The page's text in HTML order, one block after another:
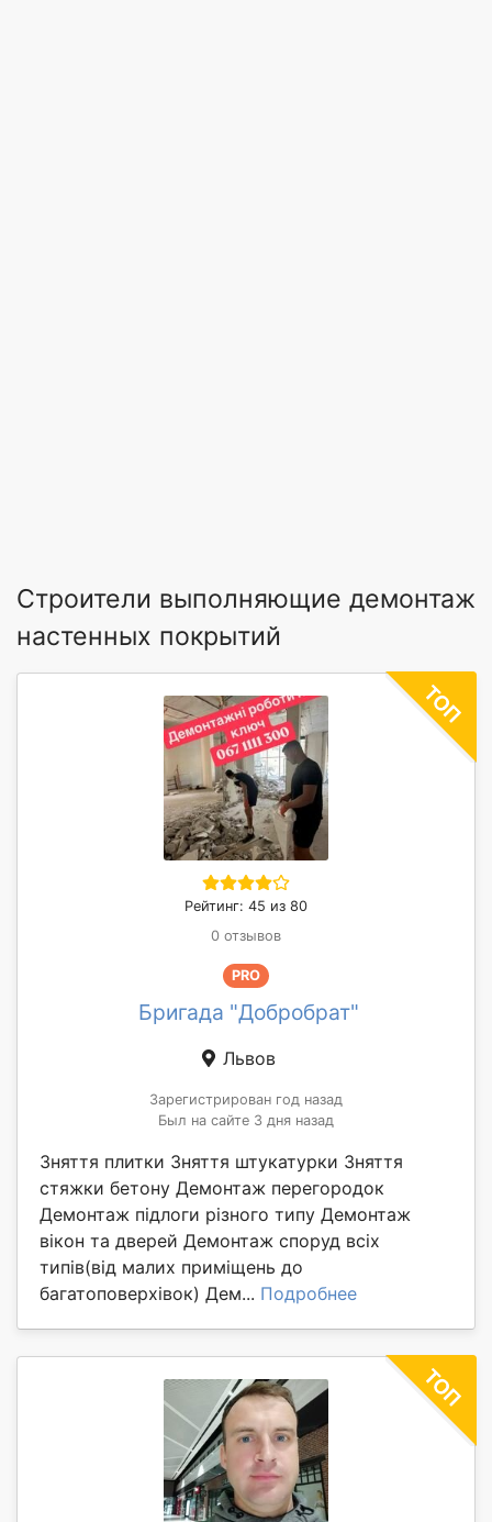
Строители выполняющие демонтаж
настенных покрытий
Рейтинг: 45 из 80
0 отзывов
PRO
Бригада "Добробрат"
Львов
Зарегистрирован год назад
Был на сайте 3 дня назад
Зняття плитки Зняття штукатурки Зняття
стяжки бетону Демонтаж перегородок
Демонтаж підлоги різного типу Демонтаж
вікон та дверей Демонтаж споруд всіх
типів(від малих приміщень до
багатоповерхівок) Дем... Подробнее